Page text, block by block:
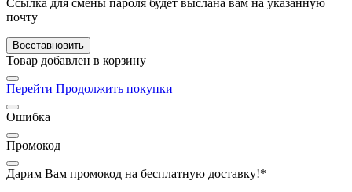
почту
Восставновить
Товар добавлен в корзину
Перейти Продолжить покупки
Ошибка
Промокод
Дарим Вам промокод на бесплатную доставку!*